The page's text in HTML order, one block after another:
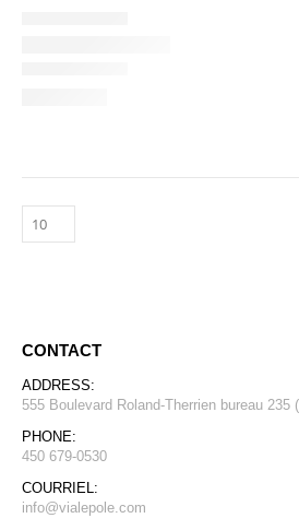
CONTACT
ADDRESS:
555 Boulevard Roland-Therrien bureau 235
PHONE:
450 679-0530
COURRIEL:
info@vialepole.com